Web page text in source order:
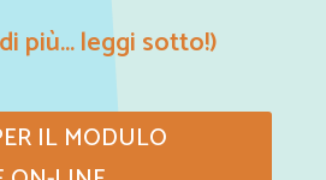
più... leggi sotto!)
IL MODULO